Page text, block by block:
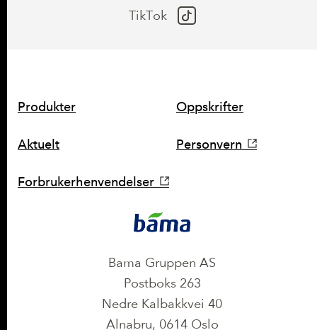
TikTok
Bama Gruppen AS
Postboks 263
Nedre Kalbakkvei 40
Alnabru, 0614 Oslo
SNARVEIER
Produkter Oppskrifter
Aktuelt Personvern
Forbrukerhenvendelser